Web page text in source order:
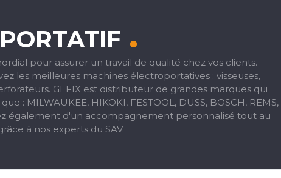
pour assurer un travail de qualité chez vos clients.
les meilleures machines électroportatives : visseuses,
GEFIX est distributeur de grandes marques qui
: MILWAUKEE, HIKOKI, FESTOOL, DUSS, BOSCH, REMS,
également d'un accompagnement personnalisé tout au
à nos experts du SAV.